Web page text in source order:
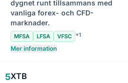
dygnet runt tillsammans med
vanliga forex- och CFD-
marknader.
MFSA LFSA VFSC +1
Mer information
5XTB